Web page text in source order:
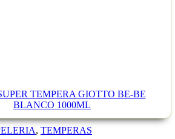
, TEMPERAS